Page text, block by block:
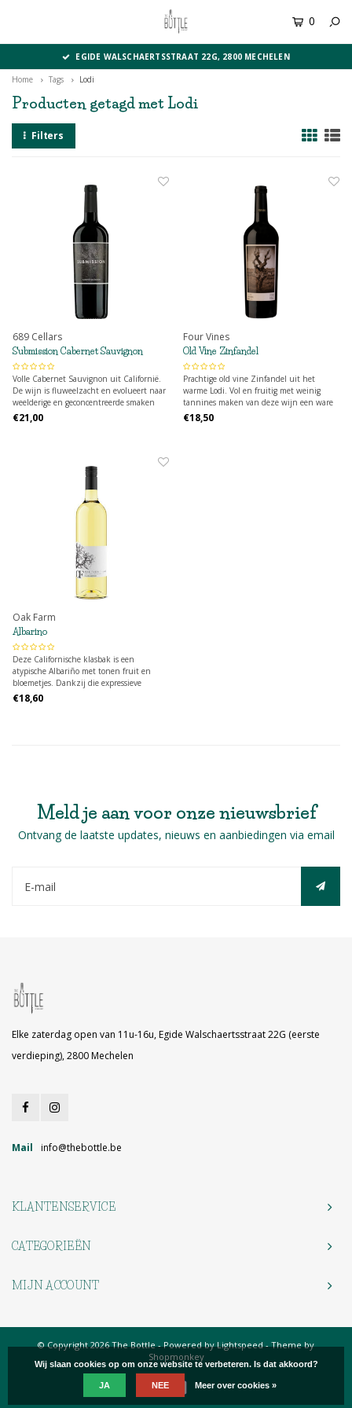
0
EGIDE WALSCHAERTSSTRAAT 22G, 2800 MECHELEN
Home Tags Lodi
Producten getagd met Lodi
Filters
689 Cellars
Submission Cabernet Sauvignon
Volle Cabernet Sauvignon uit Californië.
De wijn is fluweelzacht en evolueert naar
weelderige en geconcentreerde smaken
van donker fruit.
€21,00
Four Vines
Old Vine Zinfandel
Prachtige old vine Zinfandel uit het
warme Lodi. Vol en fruitig met weinig
tannines maken van deze wijn een ware
krachtpatser die vlotjes weg drinkt.
€18,50
Oak Farm
Albarino
Deze Californische klasbak is een
atypische Albariño met tonen fruit en
bloemetjes. Dankzij die expressieve
elegantie en verleidelijke volheid,
gekoppeld aan een mooie mineraliteit
€18,60
Meld je aan voor onze nieuwsbrief
Ontvang de laatste updates, nieuws en aanbiedingen via email
Elke zaterdag open van 11u-16u, Egide Walschaertsstraat 22G (eerste
verdieping), 2800 Mechelen
Mail info@thebottle.be
KLANTENSERVICE
CATEGORIEËN
MIJN ACCOUNT
© Copyright 2026 The Bottle - Powered byLightspeed- Theme by
Shopmonkey
Wij slaan cookies op om onze website te verbeteren. Is dat akkoord?
JA NEE Meer over cookies »